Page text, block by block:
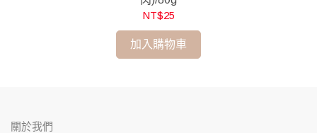
NT$25
加入購物車
關於我們